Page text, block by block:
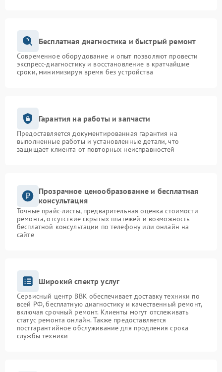
Бесплатная диагностика и быстрый ремонт
Современное оборудование и опыт позволяют провести
экспресс-диагностику и восстановление в кратчайшие
сроки, минимизируя время без устройства
Гарантия на работы и запчасти
Предоставляется документированная гарантия на
выполненные работы и установленные детали, что
защищает клиента от повторных неисправностей
Прозрачное ценообразование и бесплатная
консультация
Точные прайс-листы, предварительная оценка стоимости
ремонта, отсутствие скрытых платежей и возможность
бесплатной консультации по телефону или онлайн на
сайте
Широкий спектр услуг
Сервисный центр BBK обеспечивает доставку техники по
всей РФ, бесплатную диагностику и качественный ремонт,
включая срочный ремонт. Клиенты могут отслеживать
статус ремонта онлайн. Также предоставляется
постгарантийное обслуживание для продления срока
службы техники